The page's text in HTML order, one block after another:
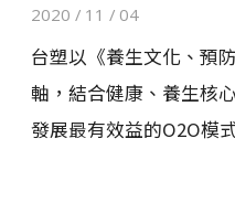
2020 / 11 / 04
台塑以《養生文化、預
軸，結合健康、養生核
發展最有效益的O2O模